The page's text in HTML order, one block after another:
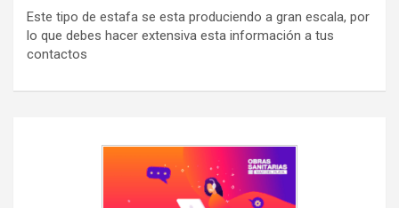
Este tipo de estafa se esta produciendo a gran escala, por
lo que debes hacer extensiva esta información a tus
contactos